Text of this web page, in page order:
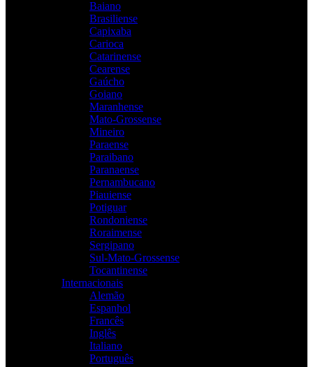
Baiano
Brasiliense
Capixaba
Carioca
Catarinense
Cearense
Gaúcho
Goiano
Maranhense
Mato-Grossense
Mineiro
Paraense
Paraibano
Paranaense
Pernambucano
Piauiense
Potiguar
Rondoniense
Roraimense
Sergipano
Sul-Mato-Grossense
Tocantinense
Internacionais
Alemão
Espanhol
Francês
Inglês
Italiano
Português